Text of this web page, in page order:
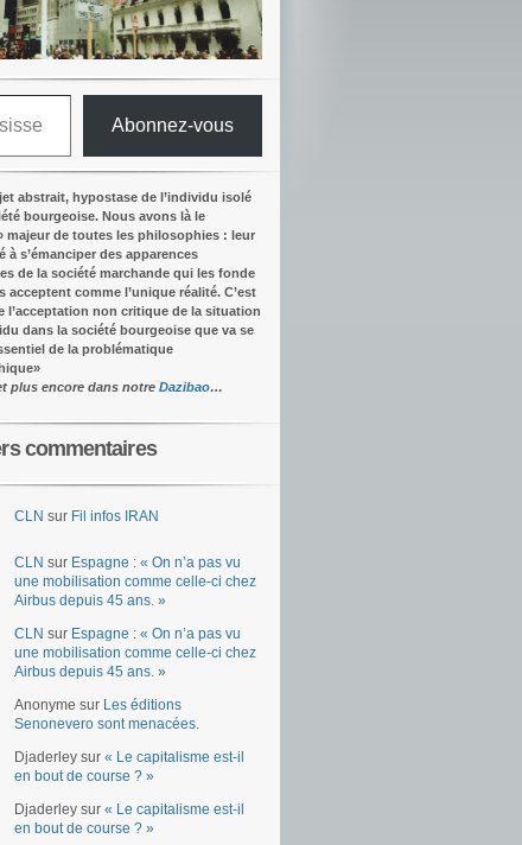
Abonnez-vous
abstrait, hypostase de l’individu isolé
bourgeoise. Nous avons là le
majeur de toutes les philosophies : leur
à s’émanciper des apparences
de la société marchande qui les fonde
acceptent comme l’unique réalité. C’est
l’acceptation non critique de la situation
dans la société bourgeoise que va se
de la problématique
»
plus encore dans notre Dazibao…
commentaires
CLN sur Fil infos IRAN
CLN sur Espagne : « On n’a pas vu
une mobilisation comme celle-ci chez
Airbus depuis 45 ans. »
CLN sur Espagne : « On n’a pas vu
une mobilisation comme celle-ci chez
Airbus depuis 45 ans. »
Anonyme sur Les éditions
Senonevero sont menacées.
Djaderley sur « Le capitalisme est-il
en bout de course ? »
Djaderley sur « Le capitalisme est-il
en bout de course ? »